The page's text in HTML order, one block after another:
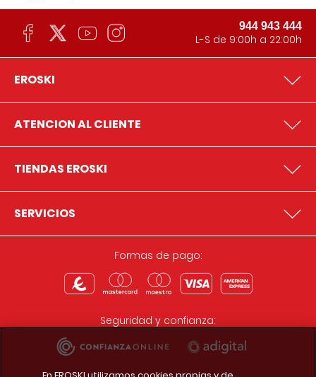
944 943 444
L-S de 9:00h a 22:00h
EROSKI
ATENCION AL CLIENTE
TIENDAS EROSKI
SERVICIOS
Formas de pago:
Seguridad y confianza: